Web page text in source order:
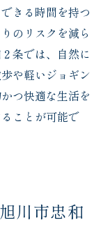
きる時間を持つ
のリスクを減ら
条では、自然に
や軽いジョギン
つ快適な生活を
ことが可能で
川市忠和